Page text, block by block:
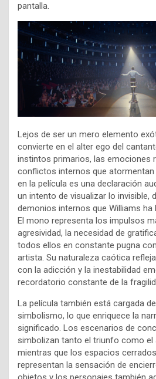
pantalla.
Lejos de ser un mero elemento
convierte en el alter ego del
instintos primarios, las emociones
conflictos internos que atormentan
en la película es una declaración
un intento de visualizar lo invisible,
demonios internos que Williams ha
El mono representa los impulsos
agresividad, la necesidad de
todos ellos en constante pugna
artista. Su naturaleza caótica
con la adicción y la inestabilidad
recordatorio constante de la
La película también está cargada
simbolismo, lo que enriquece la
significado. Los escenarios de
simbolizan tanto el triunfo como el
mientras que los espacios
representan la sensación de